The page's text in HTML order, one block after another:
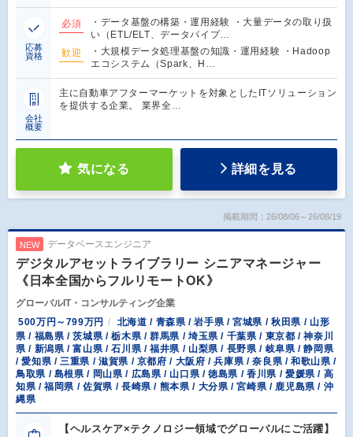
応募
資格
必須
・データ基盤の構築・運用経験 ・大量データの取り扱
い（ETL/ELT、データパイプ…
歓迎
・大規模データ処理基盤の知識・運用経験 ・Hadoop
エコシステム（Spark、H…
会社
概要
主に自動車アフターマーケットを対象としたITソリューション
を提供する企業。 業界全…
気になる 詳細を見る
掲載期間：26/08/06～26/08/19
NEW データベースエンジニア
デジタルアセットライブラリー シニアマネージャー
《日本全国からフルリモートOK》
グローバルIT・コンサルティング企業
500万円～799万円
北海道 / 青森県 / 岩手県 / 宮城県 / 秋田県 / 山形
県 / 福島県 / 茨城県 / 栃木県 / 群馬県 / 埼玉県 / 千葉県 / 東京都 / 神奈川
県 / 新潟県 / 富山県 / 石川県 / 福井県 / 山梨県 / 長野県 / 岐阜県 / 静岡県
/ 愛知県 / 三重県 / 滋賀県 / 京都府 / 大阪府 / 兵庫県 / 奈良県 / 和歌山県 /
鳥取県 / 島根県 / 岡山県 / 広島県 / 山口県 / 徳島県 / 香川県 / 愛媛県 / 高
知県 / 福岡県 / 佐賀県 / 長崎県 / 熊本県 / 大分県 / 宮崎県 / 鹿児島県 / 沖
縄県
【ヘルスケア×テクノロジー領域でグローバルにご活躍】